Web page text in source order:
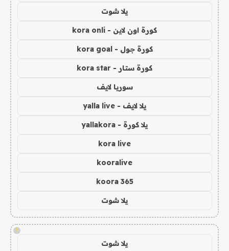
يلا شوت
كورة اون لاين - kora onli
كورة جول - kora goal
كورة ستار - kora star
سوريا لايف
يلا لايف - yalla live
يلا كورة - yallakora
kora live
kooralive
koora 365
يلا شوت
!
يلا شوت